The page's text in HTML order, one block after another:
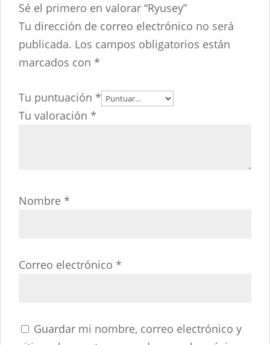
Sé el primero en valorar “Ryusey”
Tu dirección de correo electrónico no será
publicada. Los campos obligatorios están
marcados con *
Tu puntuación *
Tu valoración *
Nombre *
Correo electrónico *
Guardar mi nombre, correo electrónico y